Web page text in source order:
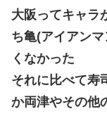
大阪ってキャラ
ち亀(アイアン
くなかった
それに比べて寿
か両津やその他